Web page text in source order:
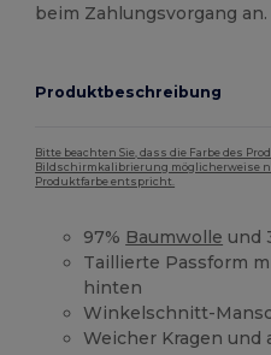
beim Zahlungsvorgang an.
Produktbeschreibung
Bitte beachten Sie, dass die Farbe des
Bildschirmkalibrierung möglicherweise
Produktfarbe entspricht.
97% Baumwolle und
Taillierte Passform
hinten
Winkelschnitt-
Weicher Kragen und